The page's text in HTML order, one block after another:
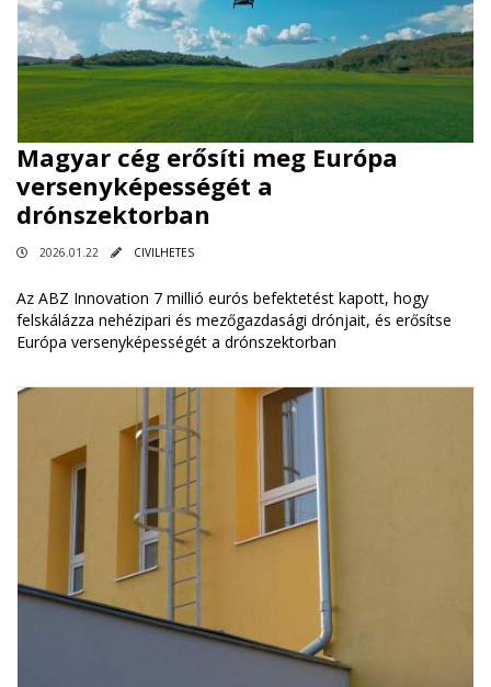
Magyar cég erősíti meg Európa
versenyképességét a
drónszektorban
2026.01.22 CIVILHETES
Az ABZ Innovation 7 millió eurós befektetést kapott, hogy
felskálázza nehézipari és mezőgazdasági drónjait, és erősítse
Európa versenyképességét a drónszektorban